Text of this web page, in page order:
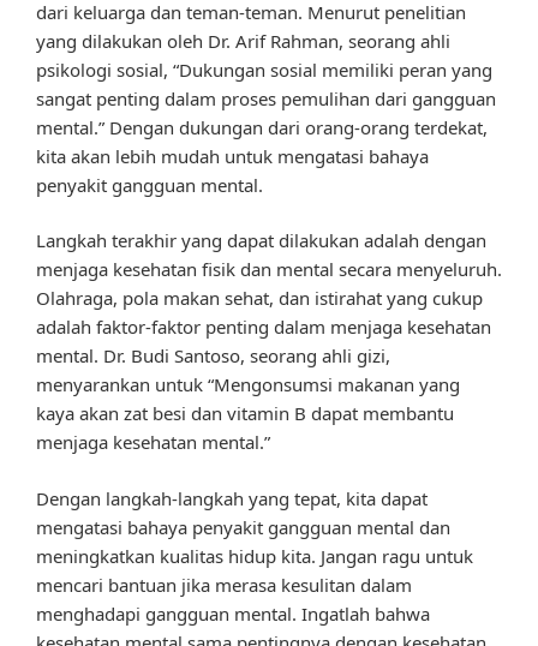
dari keluarga dan teman-teman. Menurut penelitian
yang dilakukan oleh Dr. Arif Rahman, seorang ahli
psikologi sosial, “Dukungan sosial memiliki peran yang
sangat penting dalam proses pemulihan dari gangguan
mental.” Dengan dukungan dari orang-orang terdekat,
kita akan lebih mudah untuk mengatasi bahaya
penyakit gangguan mental.
Langkah terakhir yang dapat dilakukan adalah dengan
menjaga kesehatan fisik dan mental secara menyeluruh.
Olahraga, pola makan sehat, dan istirahat yang cukup
adalah faktor-faktor penting dalam menjaga kesehatan
mental. Dr. Budi Santoso, seorang ahli gizi,
menyarankan untuk “Mengonsumsi makanan yang
kaya akan zat besi dan vitamin B dapat membantu
menjaga kesehatan mental.”
Dengan langkah-langkah yang tepat, kita dapat
mengatasi bahaya penyakit gangguan mental dan
meningkatkan kualitas hidup kita. Jangan ragu untuk
mencari bantuan jika merasa kesulitan dalam
menghadapi gangguan mental. Ingatlah bahwa